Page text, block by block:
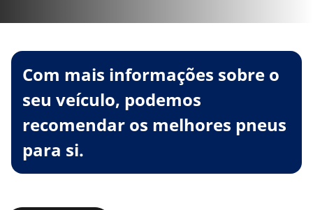
Com mais informações sobre o
seu veículo, podemos
recomendar os melhores pneus
para si.